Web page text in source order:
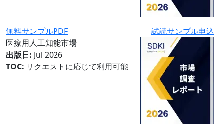
無料サンプルPDF
試読サンプル申込
医療用人工知能市場
出版日: Jul 2026
TOC: リクエストに応じて利用可能